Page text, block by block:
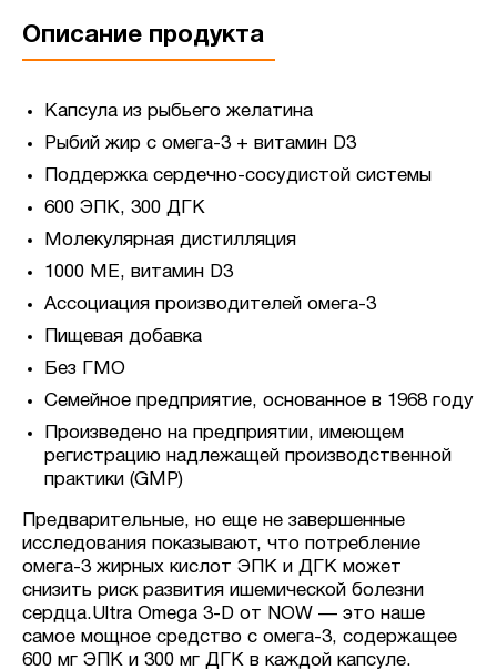
Описание продукта
Капсула из рыбьего желатина
Рыбий жир с омега-3 + витамин D3
Поддержка сердечно-сосудистой системы
600 ЭПК, 300 ДГК
Молекулярная дистилляция
1000 МЕ, витамин D3
Ассоциация производителей омега-3
Пищевая добавка
Без ГМО
Семейное предприятие, основанное в 1968 году
Произведено на предприятии, имеющем
регистрацию надлежащей производственной
практики (GMP)
Предварительные, но еще не завершенные
исследования показывают, что потребление
омега-3 жирных кислот ЭПК и ДГК может
снизить риск развития ишемической болезни
сердца.Ultra Omega 3-D от NOW — это наше
самое мощное средство с омега-3, содержащее
600 мг ЭПК и 300 мг ДГК в каждой капсуле.